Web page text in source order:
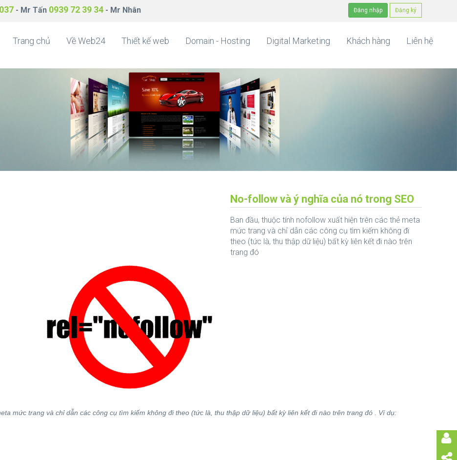
Trang chủ Về Web24 Thiết kế web Domain - Hosting Digital Marketing Khách hàng Liên hệ
Đăng nhập Đăng ký
- Mr Tấn 0939 72 39 34 - Mr Nhân
No-follow và ý nghĩa của nó trong SEO
Ban đầu, thuộc tính nofollow xuất hiện trên các thẻ meta
mức trang và chỉ dẫn các công cụ tìm kiếm không đi
theo (tức là, thu thập dữ liệu) bất kỳ liên kết đi nào trên
trang đó
mức trang và chỉ dẫn các công cụ tìm kiếm không đi theo (tức là, thu thập dữ liệu) bất kỳ liên kết đi nào trên trang đó . Ví dụ: